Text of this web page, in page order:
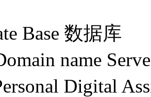
Base 数据库
name
Digital